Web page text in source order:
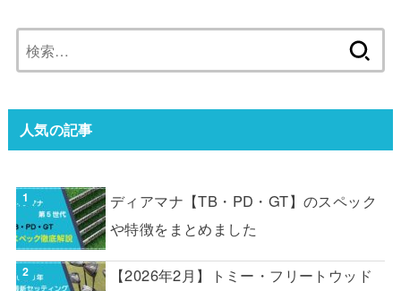
索:
人気の記事
ディアマナ【TB・PD・GT】のスペック
や特徴をまとめました
【2026年2月】トミー・フリートウッド